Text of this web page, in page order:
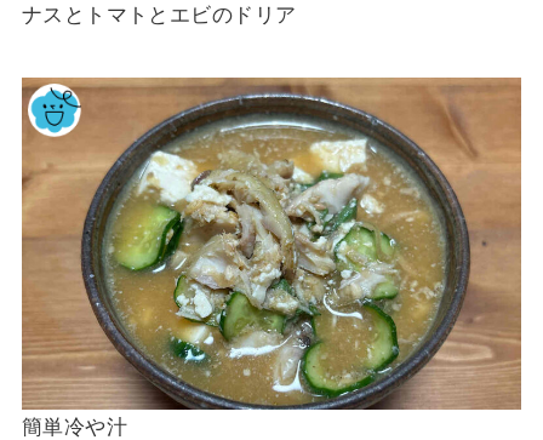
ナスとトマトとエビのドリア
簡単冷や汁